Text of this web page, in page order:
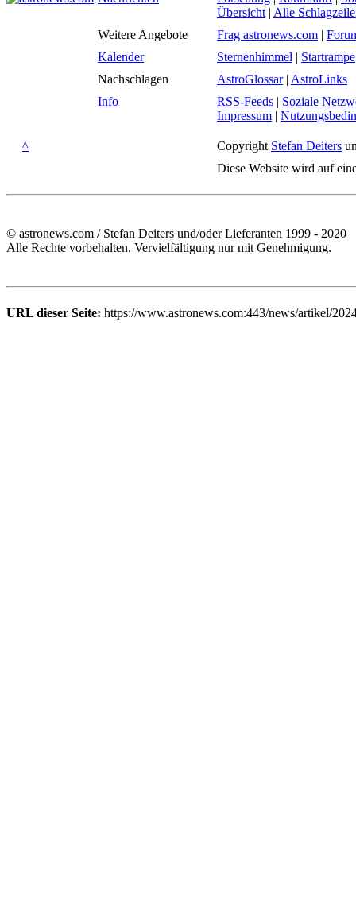
Übersicht | Alle
Weitere Angebote
Frag astronews.com |
Kalender
Sternenhimmel | Startrampe
Nachschlagen
AstroGlossar| AstroLinks
Info
RSS-Feeds | Soziale
Impressum |
^ Copyright Stefan Deiters
Diese Website wird auf
© astronews.com / Stefan Deiters und/oder Lieferanten 1999 - 2020
Alle Rechte vorbehalten. Vervielfältigung nur mit Genehmigung.
URL dieser Seite: https://www.astronews.com:443/news/artikel/